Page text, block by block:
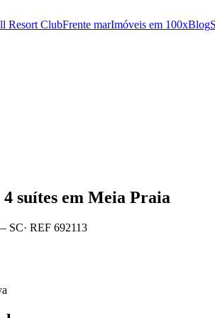
Resort ClubFrente marImóveis em 100xBlog
suítes em Meia Praia
SC· REF 692113